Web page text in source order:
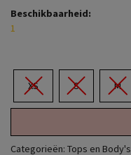
Beschikbaarheid:
1
XS S M
Categorieën: Tops en Body's